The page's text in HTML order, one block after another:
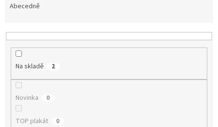
p
Abecedně
Na skladě 2
Novinka 0
TOP plakát 0